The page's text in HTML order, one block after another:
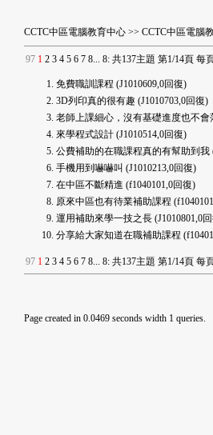
CCTC中區電腦教育中心 >> CCTC中區電腦
97 1 2 3 4 5 6 7 8... 8: 共137主題 第1/14頁 每
免費職訓課程 (J1010609,0回復)
3D列印真的很有趣 (J1010703,0回復)
老師上課細心，沒有基礎進度也不會
來學程式設計 (J1010514,0回復)
公費補助的在職課程真的有幫助到我
手機用到嚇嚇叫 (J1010213,0回復)
在中區不斷精進 (f1040101,0回復)
原來中區也有待業補助課程
運用補助來學一技之長 (J1010801,0
分享給大家知道在職補助課程
97 1 2 3 4 5 6 7 8... 8: 共137主題 第1/14頁 每
Page created in 0.0469 seconds width 1 queries.